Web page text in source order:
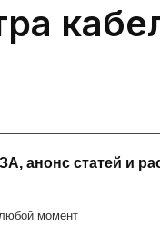
анонс статей и
момент